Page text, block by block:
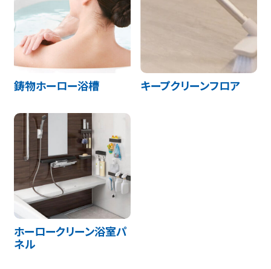
鋳物ホーロー浴槽 キープクリーンフロア
ホーロークリーン浴室パ
ネル